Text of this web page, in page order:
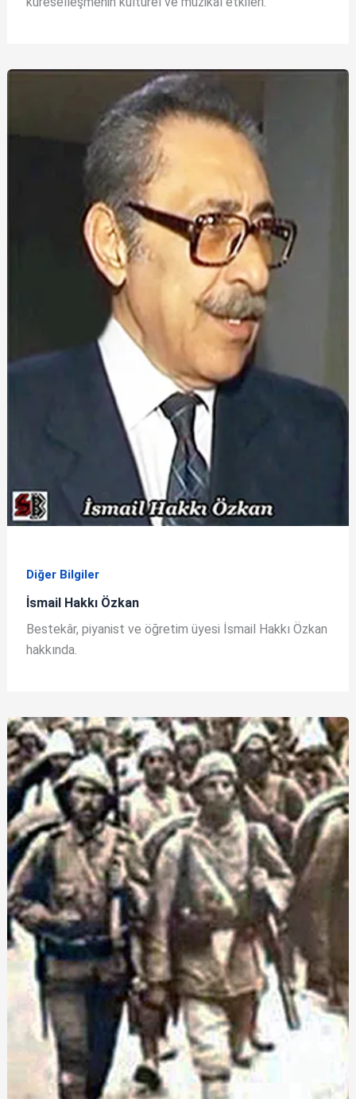
Diğer Bilgiler
İsmail Hakkı Özkan
Bestekâr, piyanist ve öğretim üyesi İsmail Hakkı Özkan
hakkında.